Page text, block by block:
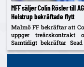
MFF säljer Colin Rösler till
Helstrup bekräftade flytt
Malmö FF bekräftar att
uppger treårskontrakt
Samtidigt bekräftar
konkret ännu.